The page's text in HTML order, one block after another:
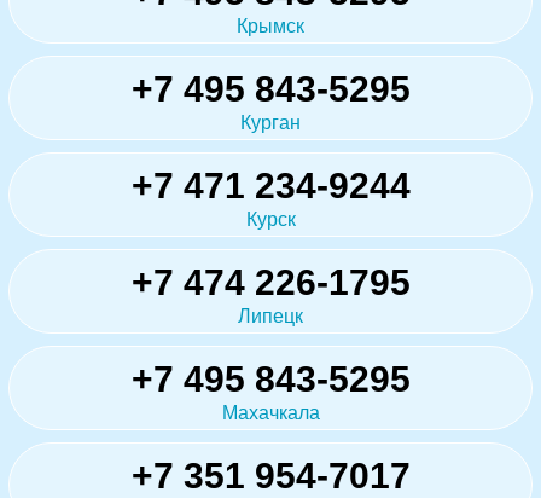
Крымск
+7 495 843-5295
Курган
+7 471 234-9244
Курск
+7 474 226-1795
Липецк
+7 495 843-5295
Махачкала
+7 351 954-7017